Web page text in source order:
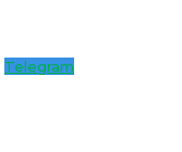
Telegram